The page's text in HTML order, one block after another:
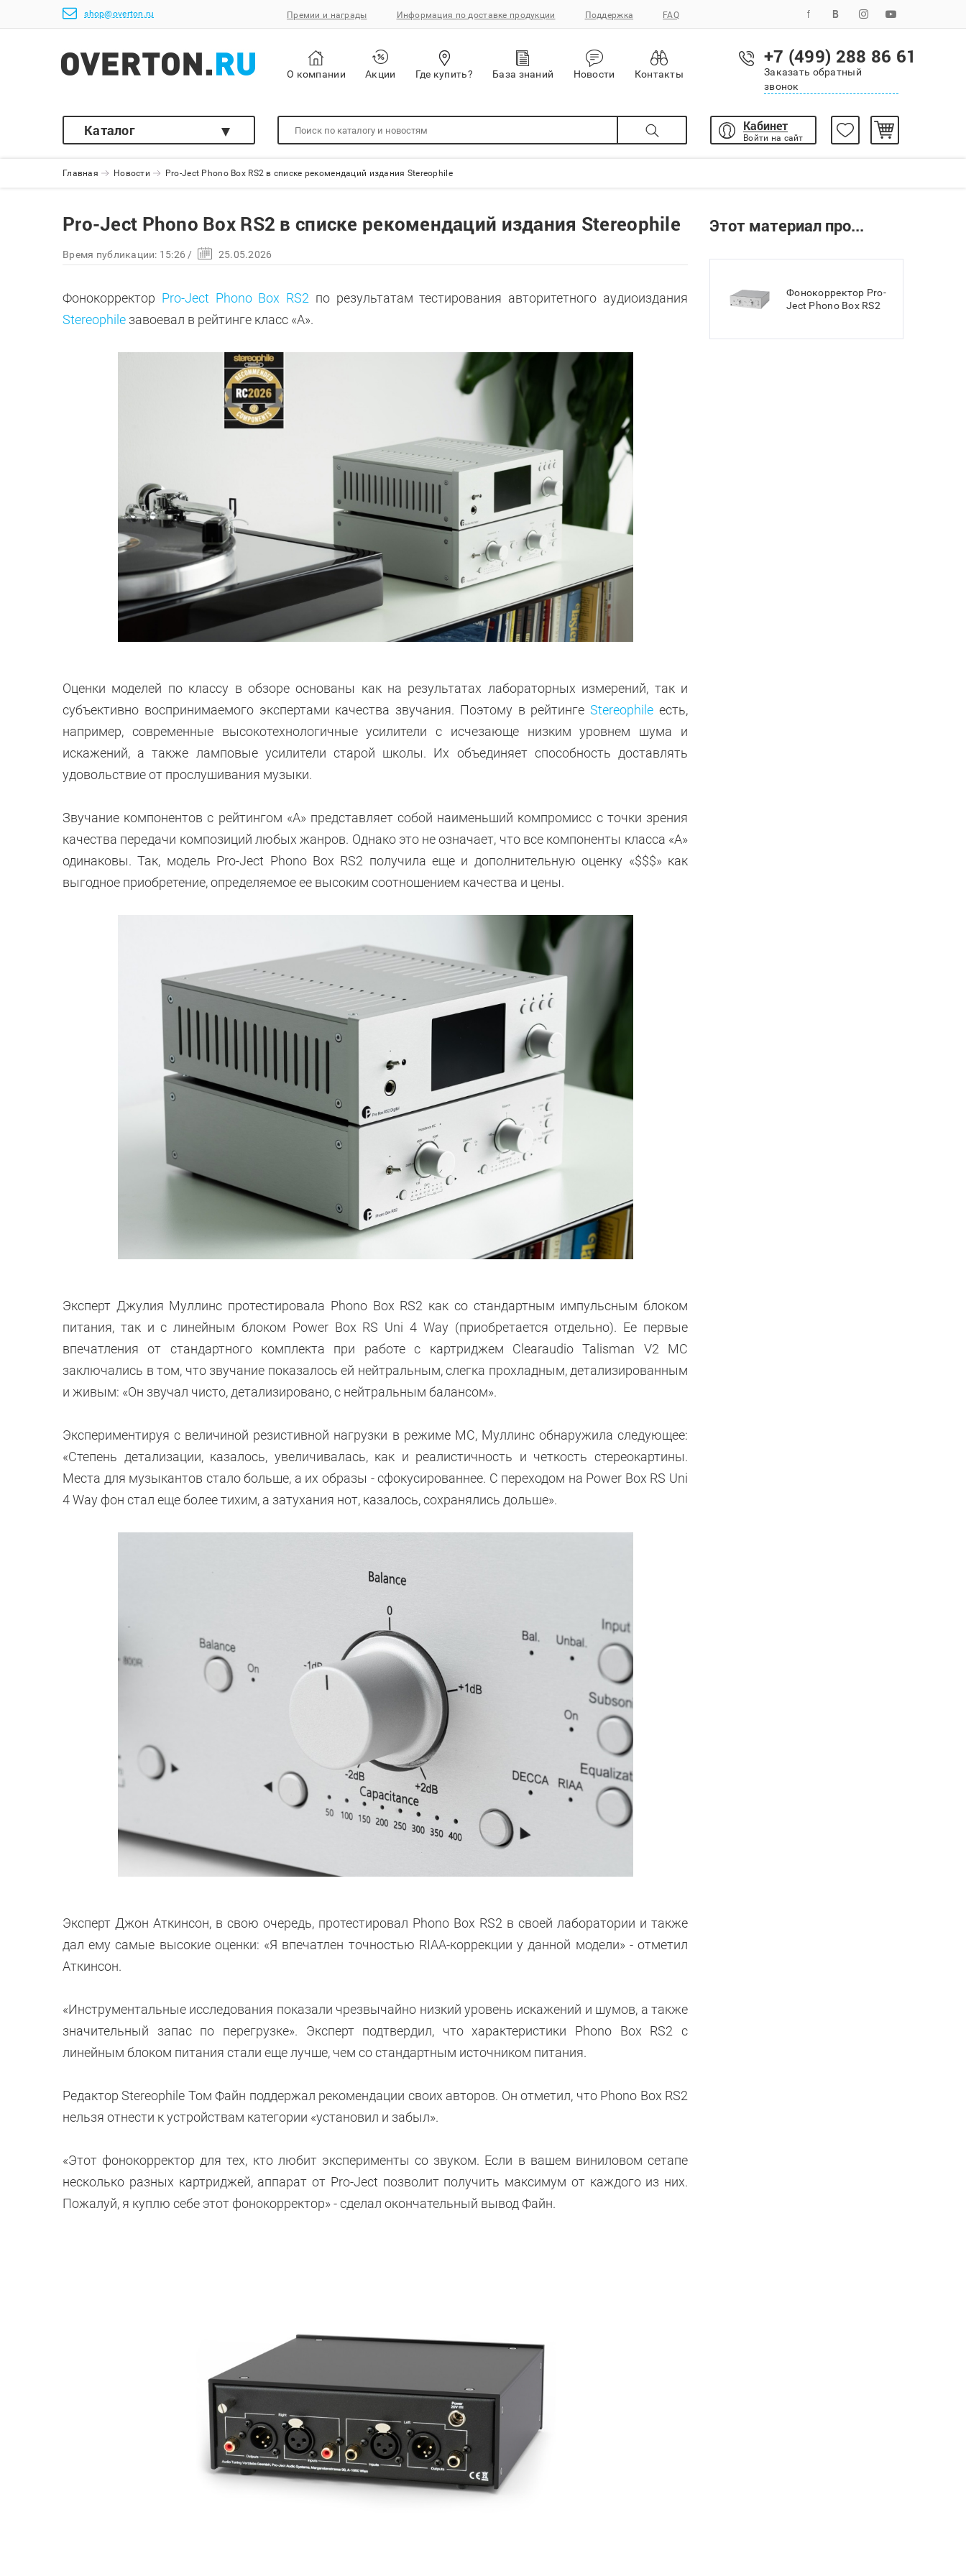
shop@overton.ru Премии и награды Информация по доставке продукции Поддержка FAQ
О компании Акции Где купить? База знаний Новости Контакты
+7 (499) 288 86 61
Заказать обратный
звонок
Каталог Кабинет
Войти на сайт
Главная Новости Pro-Ject Phono Box RS2 в списке рекомендаций издания Stereophile
Pro-Ject Phono Box RS2 в списке рекомендаций издания Stereophile
Время публикации: 15:26 / 25.05.2026
Фонокорректор Pro-Ject Phono Box RS2 по результатам тестирования авторитетного аудиоиздания
Stereophile завоевал в рейтинге класс «А».
Оценки моделей по классу в обзоре основаны как на результатах лабораторных измерений, так и
субъективно воспринимаемого экспертами качества звучания. Поэтому в рейтингеStereophile есть,
например, современные высокотехнологичные усилители с исчезающе низким уровнем шума и
искажений, а также ламповые усилители старой школы. Их объединяет способность доставлять
удовольствие от прослушивания музыки.
Звучание компонентов с рейтингом «А» представляет собой наименьший компромисс с точки зрения
качества передачи композиций любых жанров. Однако это не означает, что все компоненты класса «А»
одинаковы. Так, модель Pro-Ject Phono Box RS2 получила еще и дополнительную оценку «$$$» как
выгодное приобретение, определяемое ее высоким соотношением качества и цены.
Эксперт Джулия Муллинс протестировала Phono Box RS2 как со стандартным импульсным блоком
питания, так и с линейным блоком Power Box RS Uni 4 Way (приобретается отдельно). Ее первые
впечатления от стандартного комплекта при работе с картриджем Clearaudio Talisman V2 MC
заключались в том, что звучание показалось ей нейтральным, слегка прохладным, детализированным
и живым: «Он звучал чисто, детализировано, с нейтральным балансом».
Экспериментируя с величиной резистивной нагрузки в режиме MC, Муллинс обнаружила следующее:
«Степень детализации, казалось, увеличивалась, как и реалистичность и четкость стереокартины.
Места для музыкантов стало больше, а их образы - сфокусированнее. С переходом на Power Box RS Uni
4 Way фон стал еще более тихим, а затухания нот, казалось, сохранялись дольше».
Эксперт Джон Аткинсон, в свою очередь, протестировал Phono Box RS2 в своей лаборатории и также
дал ему самые высокие оценки: «Я впечатлен точностью RIAA-коррекции у данной модели» - отметил
Аткинсон.
«Инструментальные исследования показали чрезвычайно низкий уровень искажений и шумов, а также
значительный запас по перегрузке». Эксперт подтвердил, что характеристики Phono Box RS2 с
линейным блоком питания стали еще лучше, чем со стандартным источником питания.
Редактор Stereophile Том Файн поддержал рекомендации своих авторов. Он отметил, что Phono Box RS2
нельзя отнести к устройствам категории «установил и забыл».
«Этот фонокорректор для тех, кто любит эксперименты со звуком. Если в вашем виниловом сетапе
несколько разных картриджей, аппарат от Pro-Ject позволит получить максимум от каждого из них.
Пожалуй, я куплю себе этот фонокорректор» - сделал окончательный вывод Файн.
Этот материал про...
Фонокорректор Pro-
Ject Phono Box RS2